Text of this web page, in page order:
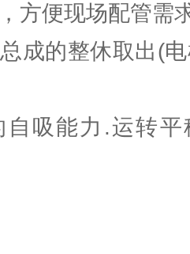
方便现场配管需
成的整休取出(
自吸能力.运转